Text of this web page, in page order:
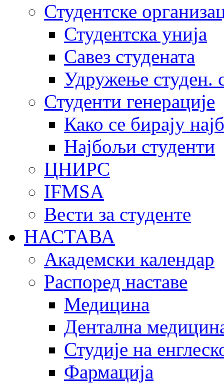
Студентске
Студентска унија
Савез студената
Удружење студен.
Студенти генерације
Како се бирају
Најбољи студенти
ЦНИРС
IFMSA
Вести за студенте
НАСТАВА
Академски календар
Распоред наставе
Медицина
Дентална
Студије на
Фармација